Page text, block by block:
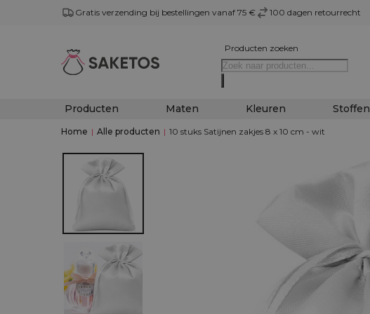
Gratis verzending bij bestellingen vanaf 75 € 100 dagen retourrecht
Producten zoeken
Producten Maten Kleuren Stoffen
Home | Alle producten | 10 stuks Satijnen zakjes 8 x 10 cm - wit